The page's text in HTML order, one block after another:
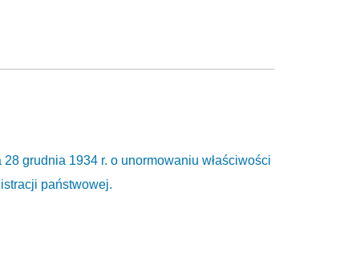
grudnia 1934 r. o unormowaniu właściwości
państwowej.